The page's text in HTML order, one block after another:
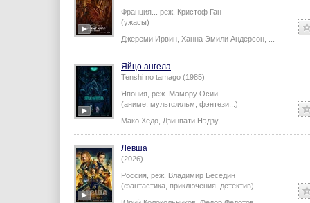
Франция... реж. Кристоф Ган
(ужасы)
Джереми Ирвин Ханна Эмили Андерсон
Яйцо ангела
Tenshi no tamago (1985)
Япония, реж. Мамору Осии
(аниме, мультфильм, фэнтези...)
Мако Хёдо Дзинпати Нэдзу,
Левша
(2026)
Россия, реж. Владимир Беседин
(фантастика, приключения, детектив)